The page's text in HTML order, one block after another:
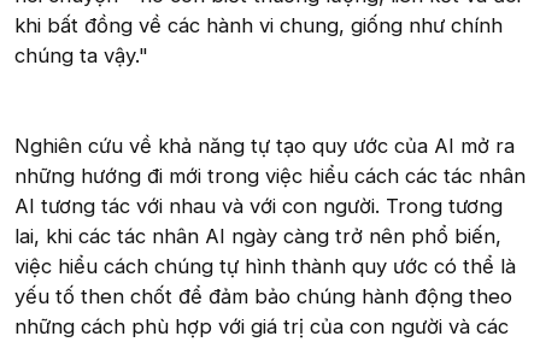
khi bất đồng về các hành vi chung, giống như chính
chúng ta vậy."
Nghiên cứu về khả năng tự tạo quy ước của AI mở ra
những hướng đi mới trong việc hiểu cách các tác nhân
AI tương tác với nhau và với con người. Trong tương
lai, khi các tác nhân AI ngày càng trở nên phổ biến,
việc hiểu cách chúng tự hình thành quy ước có thể là
yếu tố then chốt để đảm bảo chúng hành động theo
những cách phù hợp với giá trị của con người và các